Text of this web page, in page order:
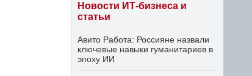
Новости ИТ-бизнеса и
статьи
Авито Работа: Россияне назвали
ключевые навыки гуманитариев в
эпоху ИИ